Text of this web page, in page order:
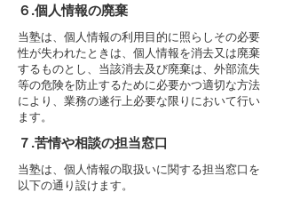
６.個人情報の廃棄
当塾は、個人情報の利用目的に照らしその必要
性が失われたときは、個人情報を消去又は廃棄
するものとし、当該消去及び廃棄は、外部流失
等の危険を防止するために必要かつ適切な方法
により、業務の遂行上必要な限りにおいて行い
ます。
７.苦情や相談の担当窓口
当塾は、個人情報の取扱いに関する担当窓口を
以下の通り設けます。